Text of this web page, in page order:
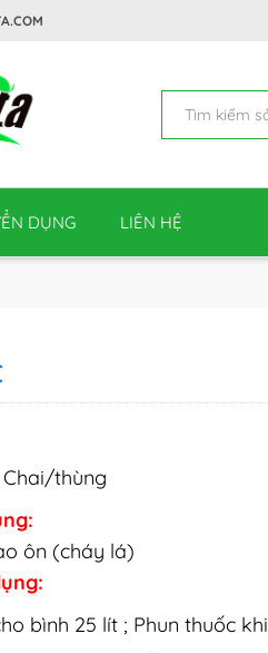
DỤNG LIÊN HỆ
thùng
ôn (cháy lá)
bình 25 lít ; Phun thuốc